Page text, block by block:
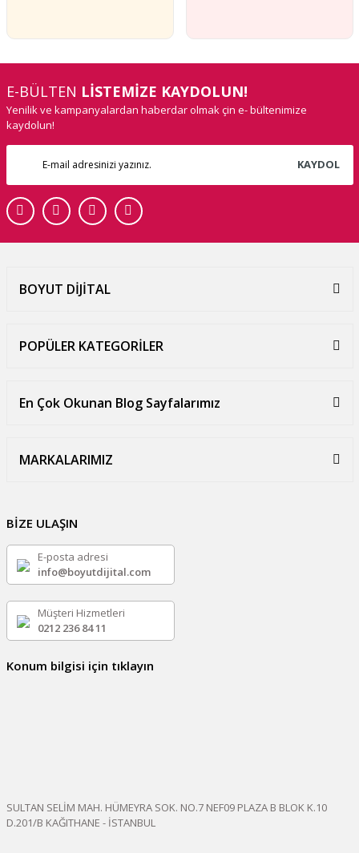
E-BÜLTEN LİSTEMİZE KAYDOLUN!
Yenilik ve kampanyalardan haberdar olmak çin e- bültenimize
kaydolun!
KAYDOL
BOYUT DİJİTAL
POPÜLER KATEGORİLER
En Çok Okunan Blog Sayfalarımız
MARKALARIMIZ
BİZE ULAŞIN
E-posta adresi
info@boyutdijital.com
Müşteri Hizmetleri
0212 236 84 11
Konum bilgisi için tıklayın
SULTAN SELİM MAH. HÜMEYRA SOK. NO.7 NEF09 PLAZA B BLOK K.10
D.201/B KAĞITHANE - İSTANBUL